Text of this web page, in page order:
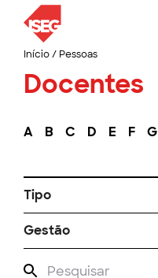
Início/ Pessoas
Docentes
A B C D E F G
Tipo
Gestão